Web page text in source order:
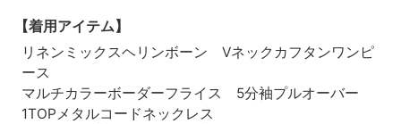
【着用アイテム】
リネンミックスヘリンボーン Vネックカフタンワンピ
ース
マルチカラーボーダーフライス 5分袖プルオーバー
1TOPメタルコードネックレス